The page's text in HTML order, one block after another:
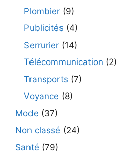
Plombier (9)
Publicités (4)
Serrurier (14)
Télécommunication (2)
Transports (7)
Voyance (8)
Mode (37)
Non classé (24)
Santé (79)